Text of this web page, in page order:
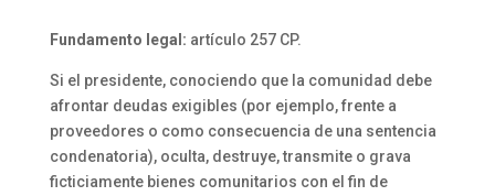
Fundamento legal: artículo 257 CP.
Si el presidente, conociendo que la comunidad debe
afrontar deudas exigibles (por ejemplo, frente a
proveedores o como consecuencia de una sentencia
condenatoria), oculta, destruye, transmite o grava
ficticiamente bienes comunitarios con el fin de